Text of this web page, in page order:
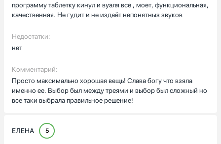
программу таблетку кинул и вуаля все , моет, функциональная,
качественная. Не гудит и не издаёт непонятныз звуков
Недостатки:
нет
Комментарий:
Просто максимально хорошая вещь! Слава богу что взяла
именно ее. Выбор был между треями и выбор был сложный но
все таки выбрала правильное решение!
ЕЛЕНА 5